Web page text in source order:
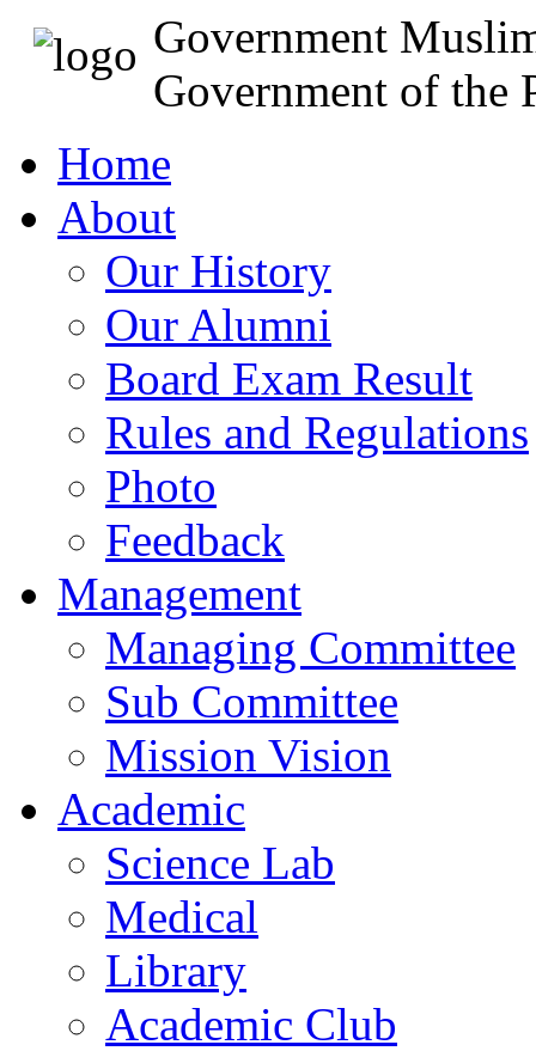
Government
Government of the
Home
About
Our History
Our Alumni
Board Exam Result
Rules and Regulations
Photo
Feedback
Management
Managing Committee
Sub Committee
Mission Vision
Academic
Science Lab
Medical
Library
Academic Club